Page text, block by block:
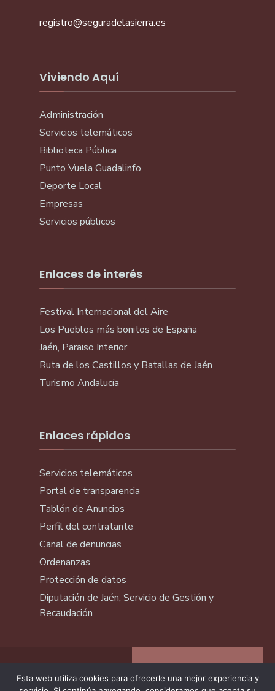
registro@seguradelasierra.es
Viviendo Aquí
Administración
Servicios telemáticos
Biblioteca Pública
Punto Vuela Guadalinfo
Deporte Local
Empresas
Servicios públicos
Enlaces de interés
Festival Internacional del Aire
Los Pueblos más bonitos de España
Jaén, Paraiso Interior
Ruta de los Castillos y Batallas de Jaén
Turismo Andalucía
Enlaces rápidos
Servicios telemáticos
Portal de transparencia
Tablón de Anuncios
Perfil del contratante
Canal de denuncias
Ordenanzas
Protección de datos
Diputación de Jaén, Servicio de Gestión y
Recaudación
Esta web utiliza cookies para ofrecerle una mejor experiencia y